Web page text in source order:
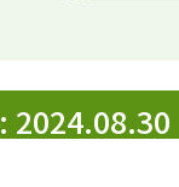
2024.08.30